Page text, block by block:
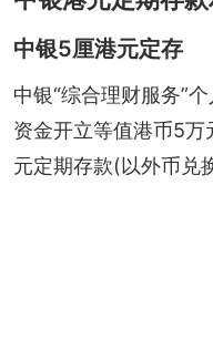
中银5厘港元定存
中银“综合理财服务”
资金开立等值港币5万
元定期存款(以外币兑